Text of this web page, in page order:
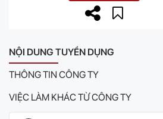
NỘI DUNG TUYỂN DỤNG
THÔNG TIN CÔNG TY
VIỆC LÀM KHÁC TỪ CÔNG TY